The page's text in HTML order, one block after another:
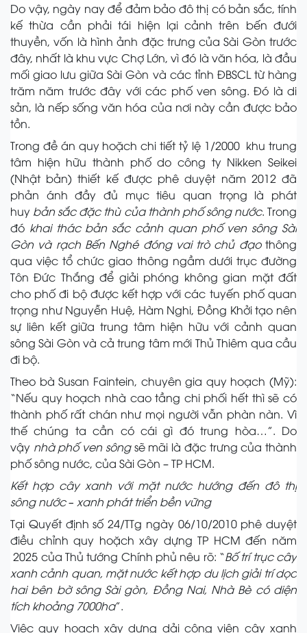
Do vậy, ngày nay để đảm bảo đô thị có bản sắc, tính
kế thừa cần phải tái hiện lại cảnh trên bến đưới
thuyền, vốn là hình ảnh đặc trưng của Sài Gòn trước
đây, nhất là khu vực Chợ Lớn, vì đó là văn hóa, là đầu
mối giao lưu giữa Sài Gòn và các tỉnh ĐBSCL từ hàng
trăm năm trước đây với các phố ven sông. Đó là di
sản, là nếp sống văn hóa của nơi này cần được bảo
tồn.
Trong đề án quy hoặch chi tiết tỷ lệ 1/2000 khu trung
tâm hiện hữu thành phố do công ty Nikken Seikei
(Nhật bản) thiết kế được phê duyệt năm 2012 đã
phản ánh đầy đủ mục tiêu quan trọng là phát
huy bản sắc đặc thù của thành phố sông nước. Trong
đó khai thác bản sắc cảnh quan phố ven sông Sài
Gòn và rạch Bến Nghé đóng vai trò chủ đạothông
qua việc tổ chức giao thông ngầm dưới trục đường
Tôn Đức Thắng để giải phóng không gian mặt đất
cho phố đi bộ được kết hợp với các tuyến phố quan
trọng như Nguyễn Huệ, Hàm Nghi, Đồng Khởi tạo nên
sự liên kết giữa trung tâm hiện hữu với cảnh quan
sông Sài Gòn và cả trung tâm mới Thủ Thiêm qua cầu
đi bộ.
Theo bà Susan Faintein, chuyên gia quy hoạch (Mỹ):
“Nếu quy hoạch nhà cao tầng chi phối hết thì sẽ có
thành phố rất chán như mọi người vẫn phàn nàn. Vì
thế chúng ta cần có cái gì đó trung hòa…”. Do
vậy nhà phố ven sôngsẽ mãi là đặc trưng của thành
phố sông nước, của Sài Gòn – TP HCM.
Kết hợp cây xanh với mặt nước hướng đến đô thị
sông nước – xanh phát triển bền vững
Tại Quyết định số 24/TTg ngày 06/10/2010 phê duyệt
điều chỉnh quy hoặch xây dựng TP HCM đến năm
2025 của Thủ tướng Chính phủ nêu rõ: “Bố trí trục cây
xanh cảnh quan, mặt nước kết hợp du lịch giải trí dọc
hai bên bờ sông Sài gòn, Đồng Nai, Nhà Bè có diện
tích khoảng 7000ha”.
Việc quy hoạch xây dựng dải công viên cây xanh